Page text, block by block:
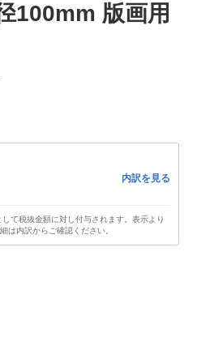
100mm 版画用
内訳を見る
て税抜金額に対し付与されます。表示より
は内訳からご確認ください。